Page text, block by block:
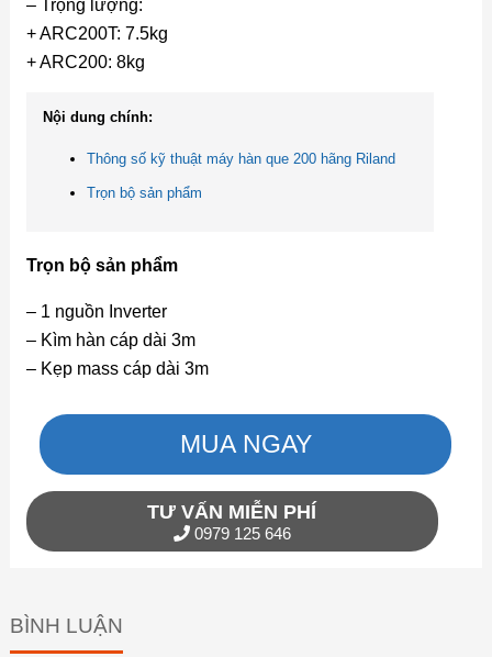
– Trọng lượng:
+ ARC200T: 7.5kg
+ ARC200: 8kg
Nội dung chính:
Thông số kỹ thuật máy hàn que 200 hãng Riland
Trọn bộ sản phẩm
Trọn bộ sản phẩm
– 1 nguồn Inverter
– Kìm hàn cáp dài 3m
– Kẹp mass cáp dài 3m
MUA NGAY
TƯ VẤN MIỄN PHÍ
0979 125 646
BÌNH LUẬN